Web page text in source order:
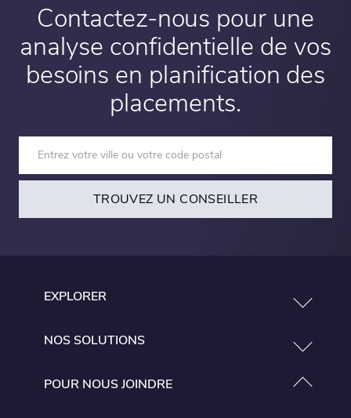
Contactez-nous pour une
analyse confidentielle de vos
besoins en planification des
placements.
TROUVEZ UN CONSEILLER
EXPLORER
NOS SOLUTIONS
POUR NOUS JOINDRE